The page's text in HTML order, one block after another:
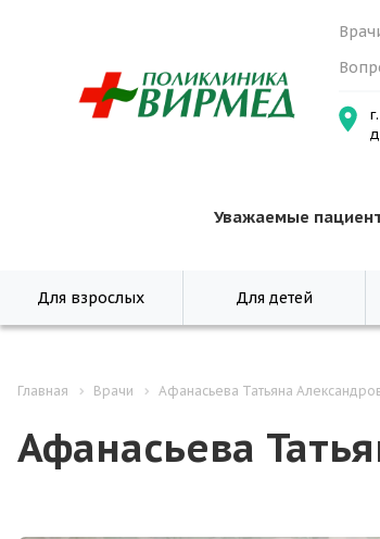
Уважаемые
Для взрослых Для детей
Главная Врачи Афанасьева Татьяна
Афанасьева